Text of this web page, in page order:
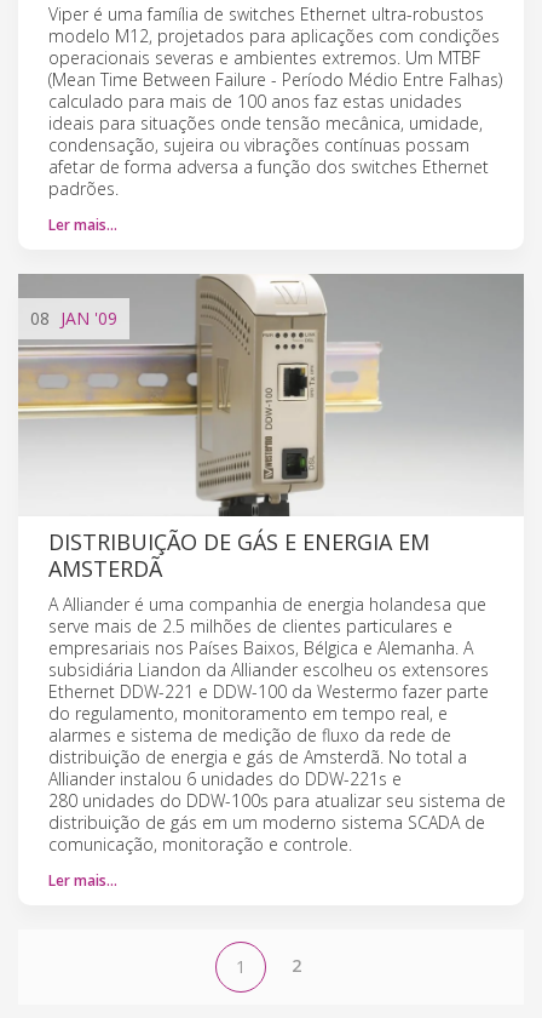
Viper é uma família de switches Ethernet ultra-robustos
modelo M12, projetados para aplicações com condições
operacionais severas e ambientes extremos. Um MTBF
(Mean Time Between Failure - Período Médio Entre Falhas)
calculado para mais de 100 anos faz estas unidades
ideais para situações onde tensão mecânica, umidade,
condensação, sujeira ou vibrações contínuas possam
afetar de forma adversa a função dos switches Ethernet
padrões.
Ler mais…
08 JAN '09
DISTRIBUIÇÃO DE GÁS E ENERGIA EM
AMSTERDÃ
A Alliander é uma companhia de energia holandesa que
serve mais de 2.5 milhões de clientes particulares e
empresariais nos Países Baixos, Bélgica e Alemanha. A
subsidiária Liandon da Alliander escolheu os extensores
Ethernet DDW-221 e DDW-100 da Westermo fazer parte
do regulamento, monitoramento em tempo real, e
alarmes e sistema de medição de fluxo da rede de
distribuição de energia e gás de Amsterdã. No total a
Alliander instalou 6 unidades do DDW-221s e
280 unidades do DDW-100s para atualizar seu sistema de
distribuição de gás em um moderno sistema SCADA de
comunicação, monitoração e controle.
Ler mais…
1 2